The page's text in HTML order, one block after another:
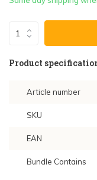
Product
Article number
SKU
EAN
Bundle Contains